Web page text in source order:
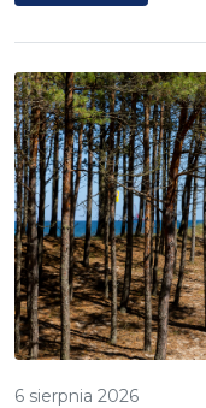
6 sierpnia 2026